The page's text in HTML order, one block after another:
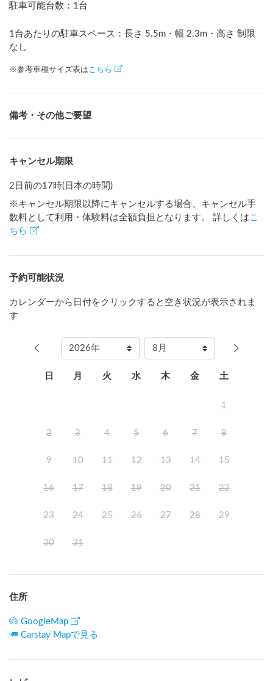
駐車可能台数 ： 1台
1台あたりの駐車スペース：長さ 5.5m ・幅 2.3m ・高さ 制限
なし
※参考車種サイズ表は こちら
備考・その他ご要望
キャンセル期限
2日前の17時(日本の時間)
※キャンセル期限以降にキャンセルする場合、キャンセル手
数料として利用・体験料は全額負担となります。 詳しくは こ
ちら
予約可能状況
カレンダーから日付をクリックすると空き状況が表示されま
す
日 月 火 水 木 金 土
1
2 3 4 5 6 7 8
9 10 11 12 13 14 15
16 17 18 19 20 21 22
23 24 25 26 27 28 29
30 31
住所
GoogleMap
Carstay Mapで見る